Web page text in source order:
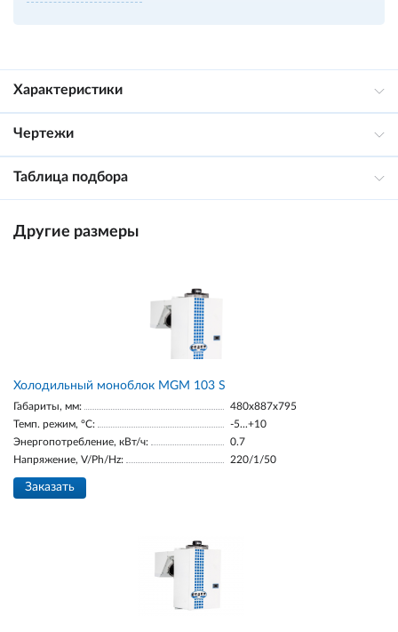
Характеристики
Чертежи
Таблица подбора
Другие размеры
Холодильный моноблок MGM 103 S
Габариты, мм:
480x887x795
Темп. режим, °С:
-5...+10
Энергопотребление, кВт/ч:
0.7
Напряжение, V/Ph/Hz:
220/1/50
Заказать